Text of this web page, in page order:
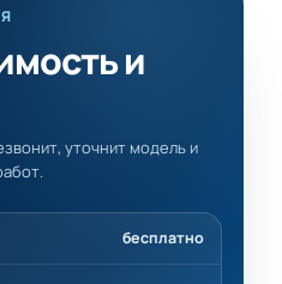
и
уточнит модель и
бесплатно